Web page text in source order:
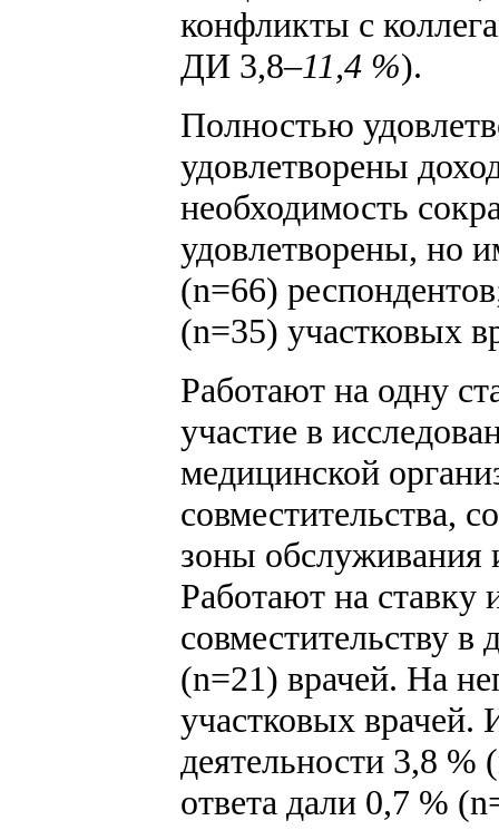
конфликты с
ДИ 3,8–11,4 %).
Полностью
удовлетворены
необходимость
удовлетворены, но
(n=66)
(n=35) участковых
Работают на одну
участие в
медицинской
совместительства,
зоны обслуживания
Работают на
совместительству
(n=21) врачей. На
участковых врачей.
деятельности 3,8
ответа дали 0,7 %